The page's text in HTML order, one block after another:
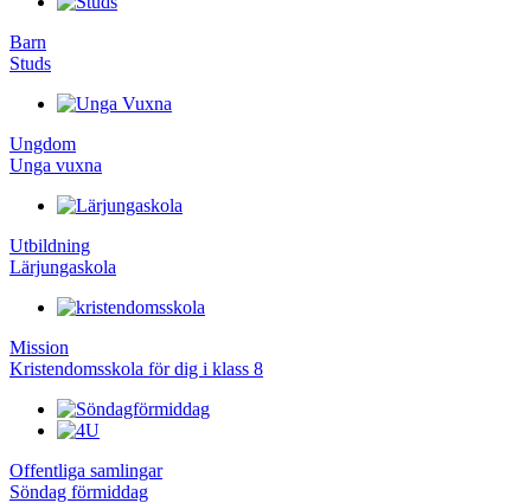
Barn
Studs
Ungdom
Unga vuxna
Utbildning
Lärjungaskola
Mission
Kristendomsskola för dig i klass 8
Offentliga samlingar
Söndag förmiddag